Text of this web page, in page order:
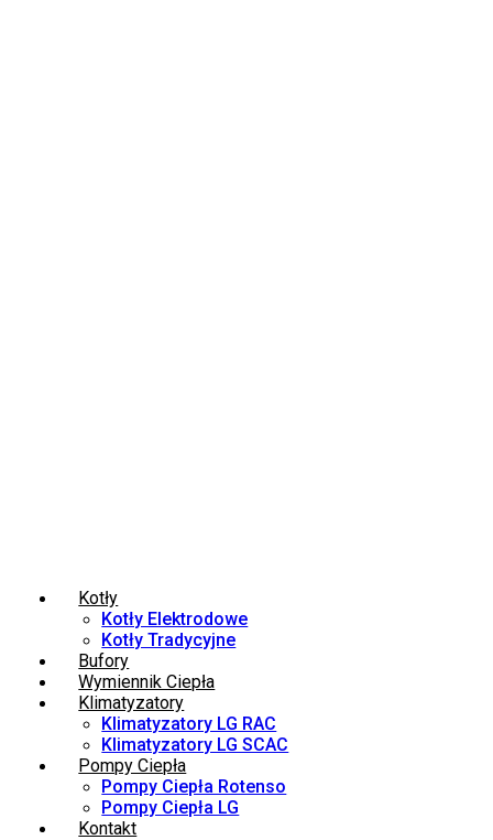
Kotły
Kotły Elektrodowe
Kotły Tradycyjne
Bufory
Wymiennik Ciepła
Klimatyzatory
Klimatyzatory LG RAC
Klimatyzatory LG SCAC
Pompy Ciepła
Pompy Ciepła Rotenso
Pompy Ciepła LG
Kontakt